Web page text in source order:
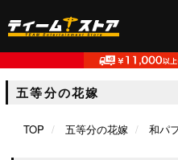
五等分の花嫁
TOP 五等分の花嫁 和パ